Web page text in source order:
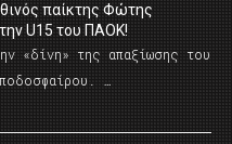
παίκτης Φώτης
U15 του ΠΑΟΚ!
«δίνη» της απαξίωσης του
…